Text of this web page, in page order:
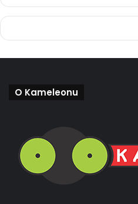
O Kameleonu